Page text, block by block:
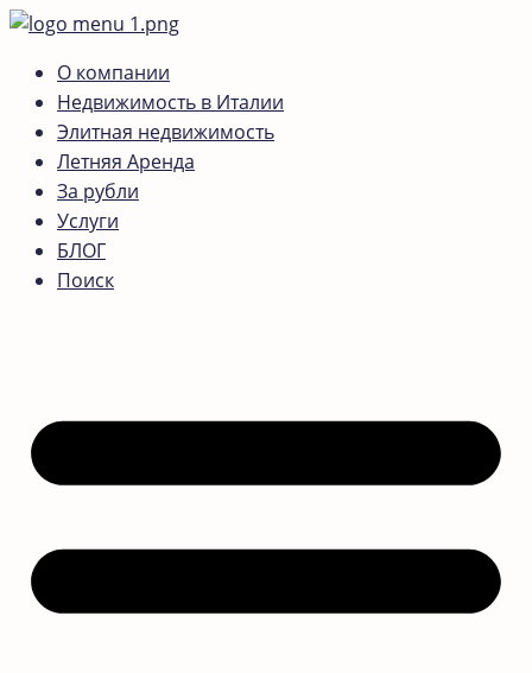
О компании
Недвижимость в Италии
Элитная недвижимость
Летняя Аренда
За рубли
Услуги
БЛОГ
Поиск